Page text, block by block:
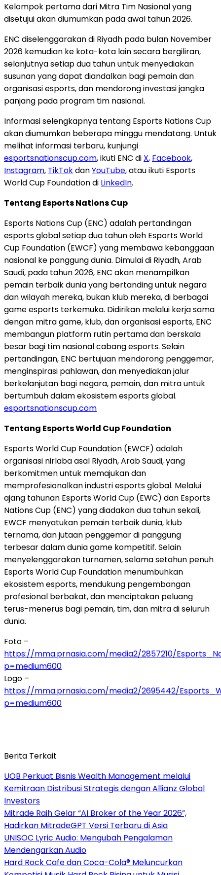
Kelompok pertama dari Mitra Tim Nasional yang
disetujui akan diumumkan pada awal tahun 2026.
ENC diselenggarakan di Riyadh pada bulan November
2026 kemudian ke kota-kota lain secara bergiliran,
selanjutnya setiap dua tahun untuk menyediakan
susunan yang dapat diandalkan bagi pemain dan
organisasi esports, dan mendorong investasi jangka
panjang pada program tim nasional.
Informasi selengkapnya tentang Esports Nations Cup
akan diumumkan beberapa minggu mendatang. Untuk
melihat informasi terbaru, kunjungi
esportsnationscup.com, ikuti ENC di X, Facebook,
Instagram, TikTokdanYouTube, atau ikuti Esports
World Cup Foundation di LinkedIn.
Tentang Esports Nations Cup
Esports Nations Cup (ENC) adalah pertandingan
esports global setiap dua tahun oleh Esports World
Cup Foundation (EWCF) yang membawa kebanggaan
nasional ke panggung dunia. Dimulai di Riyadh, Arab
Saudi, pada tahun 2026, ENC akan menampilkan
pemain terbaik dunia yang bertanding untuk negara
dan wilayah mereka, bukan klub mereka, di berbagai
game esports terkemuka. Didirikan melalui kerja sama
dengan mitra game, klub, dan organisasi esports, ENC
membangun platform rutin pertama dan berskala
besar bagi tim nasional cabang esports. Selain
pertandingan, ENC bertujuan mendorong penggemar,
menginspirasi pahlawan, dan menyediakan jalur
berkelanjutan bagi negara, pemain, dan mitra untuk
bertumbuh dalam ekosistem esports global.
esportsnationscup.com
Tentang Esports World Cup Foundation
Esports World Cup Foundation (EWCF) adalah
organisasi nirlaba asal Riyadh, Arab Saudi, yang
berkomitmen untuk memajukan dan
memprofesionalkan industri esports global. Melalui
ajang tahunan Esports World Cup (EWC) dan Esports
Nations Cup (ENC) yang diadakan dua tahun sekali,
EWCF menyatukan pemain terbaik dunia, klub
ternama, dan jutaan penggemar di panggung
terbesar dalam dunia game kompetitif. Selain
menyelenggarakan turnamen, selama setahun penuh
Esports World Cup Foundation menumbuhkan
ekosistem esports, mendukung pengembangan
profesional berbakat, dan menciptakan peluang
terus-menerus bagi pemain, tim, dan mitra di seluruh
dunia.
Foto –
https://mma.prnasia.com/media2/2857210/
p=medium600
Logo –
https://mma.prnasia.com/media2/2695442/
p=medium600
Berita Terkait
UOB Perkuat Bisnis Wealth Management melalui
Kemitraan Distribusi Strategis dengan Allianz Global
Investors
Mitrade Raih Gelar “AI Broker of the Year 2026”,
Hadirkan MitradeGPT Versi Terbaru di Asia
UNISOC Lyric Audio: Mengubah Pengalaman
Mendengarkan Audio
Hard Rock Cafe dan Coca-Cola® Meluncurkan